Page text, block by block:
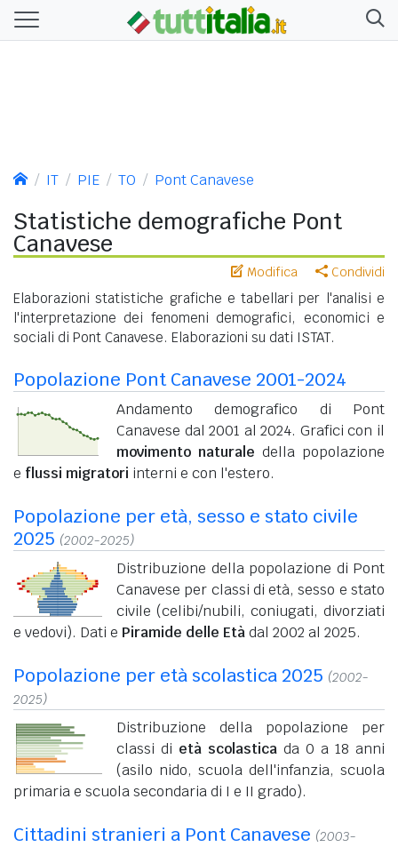
IT PIE TO Pont Canavese
Statistiche demografiche Pont
Canavese
Modifica Condividi
Elaborazioni statistiche grafiche e tabellari per l'analisi e
l'interpretazione dei fenomeni demografici, economici e
sociali di Pont Canavese. Elaborazioni su dati ISTAT.
Popolazione Pont Canavese 2001-2024
Andamento demografico di Pont
Canavese dal 2001 al 2024. Grafici con il
movimento naturale della popolazione
e flussi migratori interni e con l'estero.
Popolazione per età, sesso e stato civile
2025 (2002-2025)
Distribuzione della popolazione di Pont
Canavese per classi di età, sesso e stato
civile (celibi/nubili, coniugati, divorziati
e vedovi). Dati e Piramide delle Etàdal 2002 al 2025.
Popolazione per età scolastica 2025 (2002-
2025)
Distribuzione della popolazione per
classi di età scolastica da 0 a 18 anni
(asilo nido, scuola dell'infanzia, scuola
primaria e scuola secondaria di I e II grado).
Cittadini stranieri a Pont Canavese (2003-